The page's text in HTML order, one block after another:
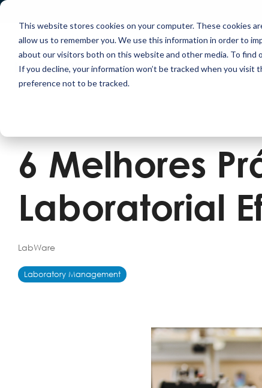
This website stores cookies on your computer. These cookies
allow us to remember you. We use this information in order to
about our visitors both on this website and other media. To find
If you decline, your information won’t be tracked when you
preference not to be tracked.
Skip
main
PRODUTOS
SOBRE
6 Melhores
Laboratorial
LabWare
Laboratory Management